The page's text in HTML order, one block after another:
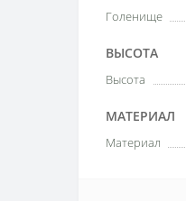
Голенище
ВЫСОТА
Высота
МАТЕРИАЛ
Материал